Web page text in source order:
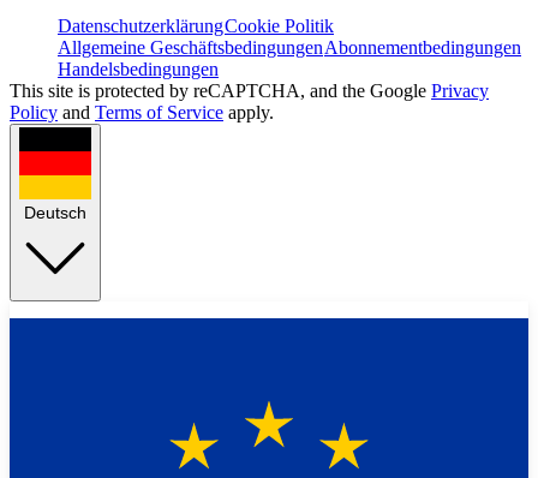
DatenschutzerklärungCookie Politik
Allgemeine GeschäftsbedingungenAbonnementbedingungen
Handelsbedingungen
This site is protected by reCAPTCHA, and the Google Privacy
Policy and Terms of Service apply.
Deutsch